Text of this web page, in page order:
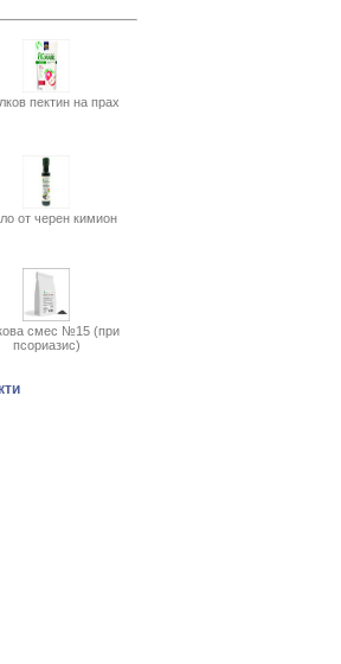
пектин на прах
от черен кимион
смес №15 (при
псориазис)